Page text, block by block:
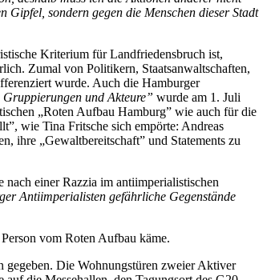
Gipfel, sondern gegen die Menschen dieser Stadt
Kriterium für Landfriedensbruch ist,
Zumal von Politikern, Staatsanwaltschaften,
wurde. Auch die Hamburger
Gruppierungen und Akteure” wurde am 1. Juli
„Roten Aufbau Hamburg” wie auch für die
wie Tina Fritsche sich empörte: Andreas
ihre „Gewaltbereitschaft” und Statements zu
nach einer Razzia im antiimperialistischen
Antiimperialisten gefährliche Gegenstände
vom Roten Aufbau käme.
gegeben. Die Wohnungstüren zweier Aktiver